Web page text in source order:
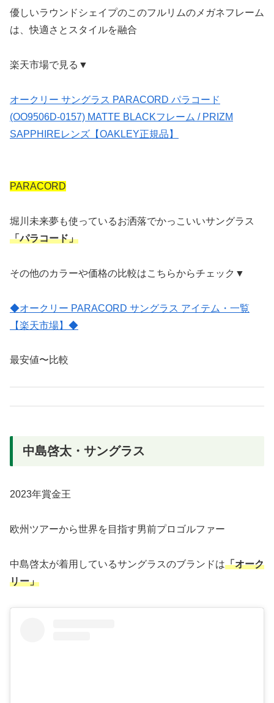
優しいラウンドシェイプのこのフルリムのメガネフレーム
は、快適さとスタイルを融合
楽天市場で見る▼
オークリー サングラス PARACORD パラコード
(OO9506D-0157) MATTE BLACKフレーム / PRIZM
SAPPHIREレンズ【OAKLEY正規品】
PARACORD
堀川未来夢も使っているお洒落でかっこいいサングラス
「パラコード」
その他のカラーや価格の比較はこちらからチェック▼
◆オークリー PARACORD サングラス アイテム・一覧
【楽天市場】◆
最安値〜比較
中島啓太・サングラス
2023年賞金王
欧州ツアーから世界を目指す男前プロゴルファー
中島啓太が着用しているサングラスのブランドは「オーク
リー」